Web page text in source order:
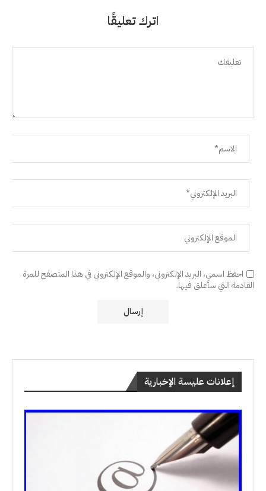
اترك تعليقًا
احفظ اسمي، البريد الإلكتروني، والموقع الإلكتروني في هذا المتصفح للمرة
القادمة التي سأعلق فيها.
إعلانات عليسة الإخبارية